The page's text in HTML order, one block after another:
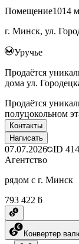
Помещение1014
г. Минск, ул.
Уручье
Продаётся
дома ул.
Продаётся
полуцокольном
Контакты
Написать
07.07.2026 ID
Агентство
рядом с г. Минск
793 422 ƃ
Конвертер